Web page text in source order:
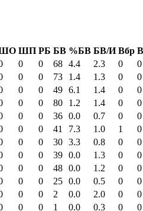
ШП РБ БВ %БВ БВ/И Вбр
0 0 68 4.4 2.3 0 0
0 0 73 1.4 1.3 0 0
0 0 49 6.1 1.4 0 0
0 0 80 1.2 1.4 0 0
0 0 36 0.0 0.7 0 0
0 0 41 7.3 1.0 1 0
0 0 30 3.3 0.8 0 0
0 0 39 0.0 1.3 0 0
0 0 48 0.0 1.2 0 0
0 0 25 0.0 0.5 0 0
0 0 2 0.0 2.0 0 0
0 0 1 0.0 0.3 0 0